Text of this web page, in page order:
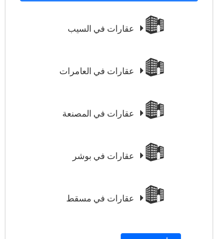
عقارات في السيب
عقارات في العامرات
عقارات في المصنعة
عقارات في بوشر
عقارات في مسقط